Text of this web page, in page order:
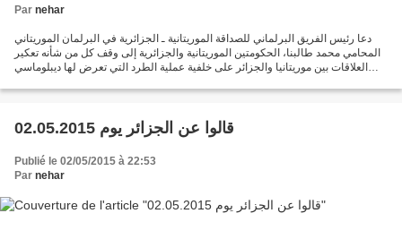
Par nehar
دعا رئيس الفريق البرلماني للصداقة الموريتانية ـ الجزائرية في البرلمان الموريتاني
المحامي محمد طالبنا، الحكومتين الموريتانية والجزائرية إلى وقف كل من شأنه تعكير
العلاقات بين موريتانيا والجزائر على خلفية عملية الطرد التي تعرض لها ديبلوماسي
قالوا عن الجزائر يوم 02.05.2015
Publié le 02/05/2015 à 22:53
Par nehar